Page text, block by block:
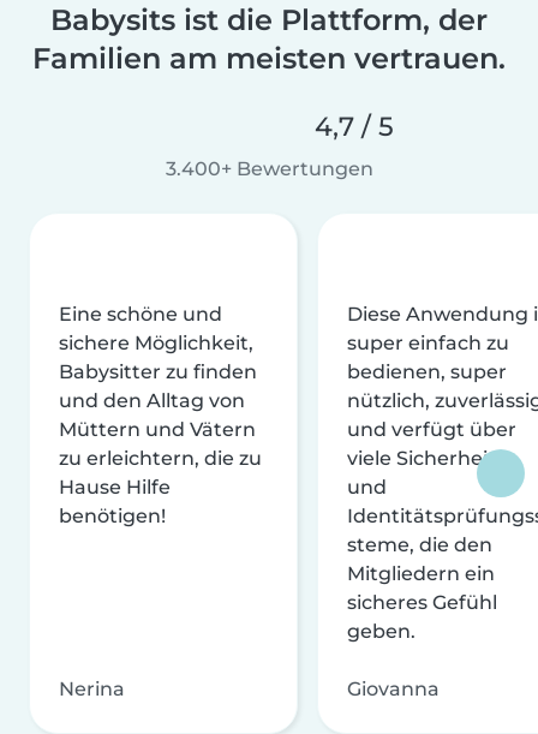
Babysits ist die Plattform, der
Familien am meisten vertrauen.
4,7 / 5
3.400+ Bewertungen
Eine schöne und
sichere Möglichkeit,
Babysitter zu finden
und den Alltag von
Müttern und Vätern
zu erleichtern, die zu
Hause Hilfe
benötigen!
Nerina
Diese Anwendung
super einfach zu
bedienen, super
nützlich,
und verfügt über
viele Sicherheits-
und
steme, die den
Mitgliedern ein
sicheres Gefühl
geben.
Giovanna